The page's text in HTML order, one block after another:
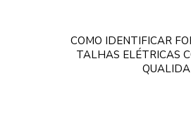
COMO IDENTIFICAR
TALHAS ELÉTRICAS